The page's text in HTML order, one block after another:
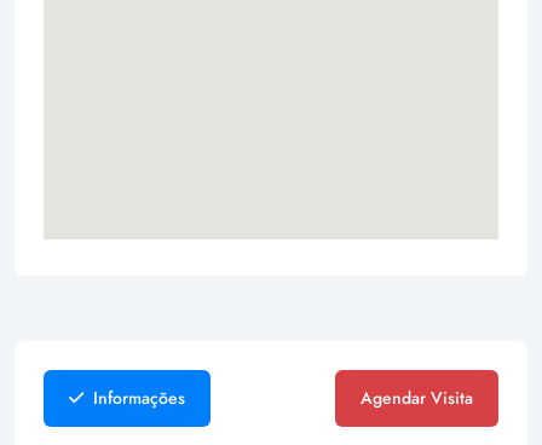
Informações Agendar Visita